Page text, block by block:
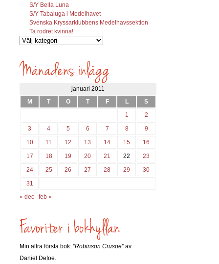
S/Y Bella Luna
S/Y Tabaluga i Medelhavet
Svenska Kryssarklubbens Medelhavssektion
Ta rodret kvinna!
Vilka
söks?
januari 2011
M
T O T F L
S
1
2
3
4 5 6 7 8
9
10
11 12 13 14 15
16
17
18 19 20 21 22
23
24
25 26 27 28 29
30
31
« dec
feb »
Min allra första bok: "Robinson Crusoe"av
Daniel Defoe.